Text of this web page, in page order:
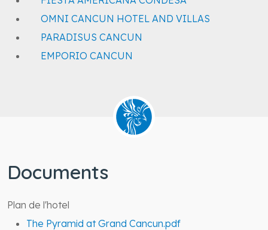
OMNI CANCUN HOTEL AND VILLAS
PARADISUS CANCUN
EMPORIO CANCUN
Documents
Plan de l'hotel
The Pyramid at Grand Cancun.pdf